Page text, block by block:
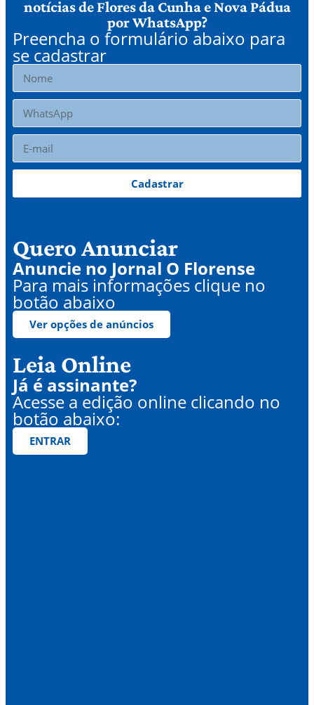
notícias de Flores da Cunha e Nova Pádua
por WhatsApp?
Preencha o formulário abaixo para
se cadastrar
Cadastrar
Quero Anunciar
Anuncie no Jornal O Florense
Para mais informações clique no
botão abaixo
Ver opções de anúncios
Leia Online
Já é assinante?
Acesse a edição online clicando no
botão abaixo:
ENTRAR